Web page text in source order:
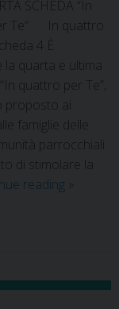
SCHEDA “In
Te” In quattro
4 È
la quarta e ultima
quattro per Te”,
proposto ai
famiglie delle
parrocchiali.
di stimolare la
reading »